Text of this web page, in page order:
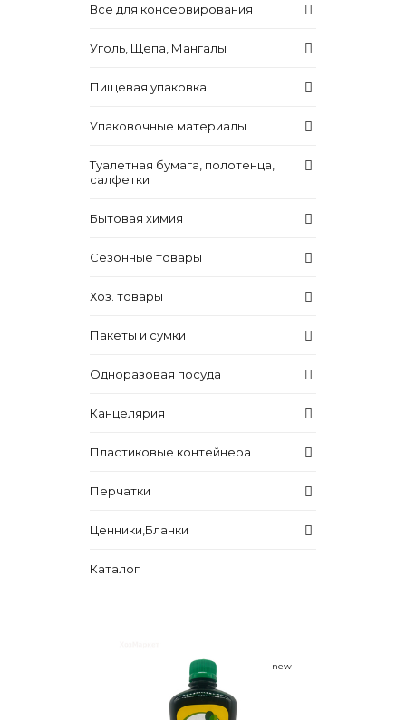
Все для консервирования
Уголь, Щепа, Мангалы
Пищевая упаковка
Упаковочные материалы
Туалетная бумага, полотенца,
салфетки
Бытовая химия
Сезонные товары
Хоз. товары
Пакеты и сумки
Одноразовая посуда
Канцелярия
Пластиковые контейнера
Перчатки
Ценники,Бланки
Каталог
new